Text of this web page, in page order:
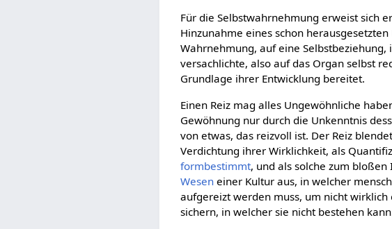
Für die Selbstwahrnehmung erweist sich
Hinzunahme eines schon
Wahrnehmung, auf eine
versachlichte, also auf das Organ selbst
Grundlage ihrer Entwicklung bereitet.
Einen Reiz mag alles Ungewöhnliche
Gewöhnung nur durch die Unkenntnis
von etwas, das reizvoll ist. Der Reiz
Verdichtung ihrer Wirklichkeit, als
formbestimmt, und als solche zum
Wesen einer Kultur aus, in welcher
aufgereizt werden muss, um nicht
sichern, in welcher sie nicht bestehen